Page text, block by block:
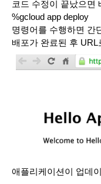
코드 수정이 끝났으면
%gcloud app deploy
명령어를 수행하면 간
배포가 완료된 후 URL
애플리케이션이 업데